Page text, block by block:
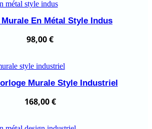
Murale En Métal Style Indus
98,00€
Murale Style Industriel
168,00€